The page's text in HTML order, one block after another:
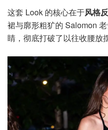
这套 Look 的核心在于风格
裙与廓形粗犷的 Salomon
睛，彻底打破了以往收腰放